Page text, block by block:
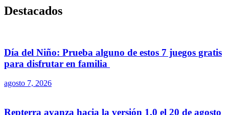
Destacados
Día del Niño: Prueba alguno de estos 7 juegos gratis
para disfrutar en familia
agosto 7, 2026
Repterra avanza hacia la versión 1.0 el 20 de agosto